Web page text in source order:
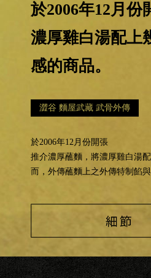
於2006年12月
濃厚雞白湯配上
感的商品。
澀谷 麵屋武藏 武骨外傳
於2006年12月份開張
推介濃厚蘸麵，將濃厚雞白湯
而，外傳蘸麵上之外傳特制餡